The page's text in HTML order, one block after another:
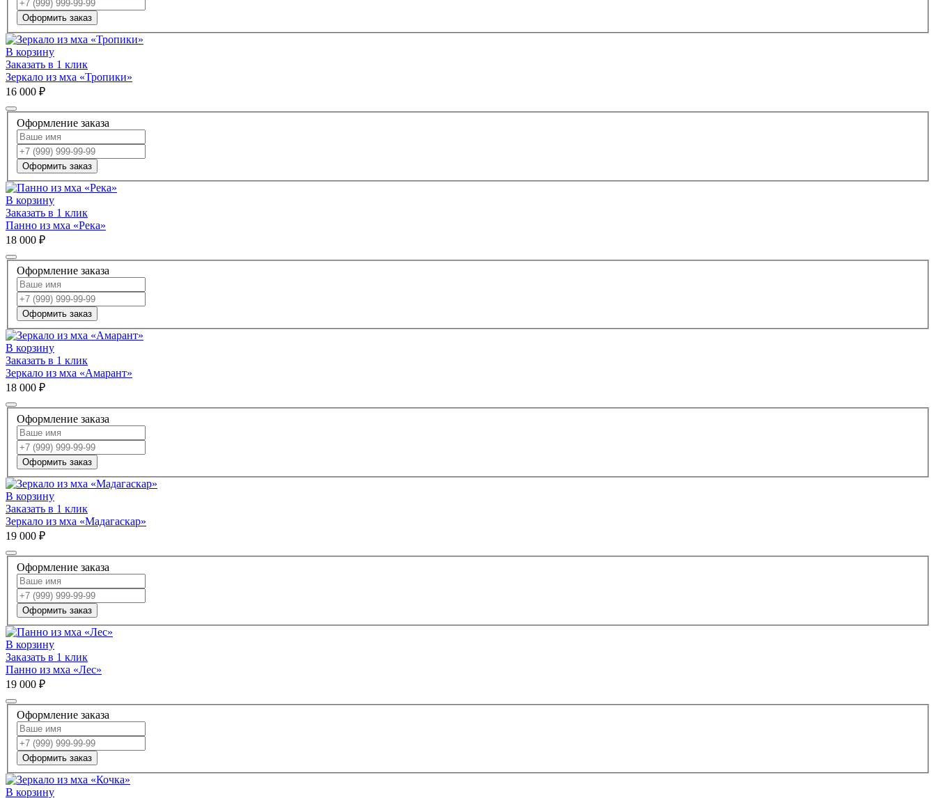
Оформить заказ
В корзину
Заказать в 1 клик
Зеркало из мха «Тропики»
16 000 ₽
Оформление заказа
Оформить заказ
В корзину
Заказать в 1 клик
Панно из мха «Река»
18 000 ₽
Оформление заказа
Оформить заказ
В корзину
Заказать в 1 клик
Зеркало из мха «Амарант»
18 000 ₽
Оформление заказа
Оформить заказ
В корзину
Заказать в 1 клик
Зеркало из мха «Мадагаскар»
19 000 ₽
Оформление заказа
Оформить заказ
В корзину
Заказать в 1 клик
Панно из мха «Лес»
19 000 ₽
Оформление заказа
Оформить заказ
В корзину